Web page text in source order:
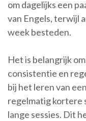
om dagelijks een
van Engels, terwijl
week besteden.
Het is belangrijk
consistentie en
bij het leren van
regelmatig kortere
lange sessies. Dit